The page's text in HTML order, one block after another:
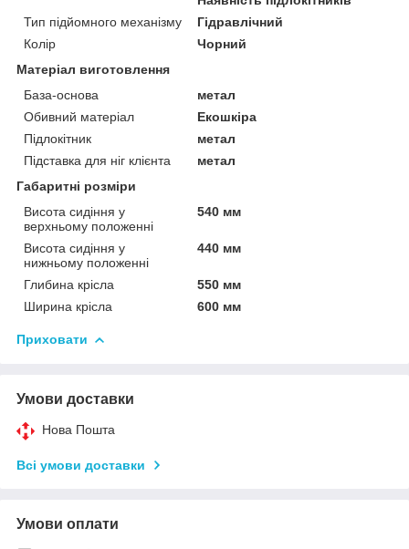
Тип підйомного механізму
Гідравлічний
Колір
Чорний
Матеріал виготовлення
База-основа
метал
Обивний матеріал
Екошкіра
Підлокітник
метал
Підставка для ніг клієнта
метал
Габаритні розміри
Висота сидіння у
верхньому положенні
540 мм
Висота сидіння у
нижньому положенні
440 мм
Глибина крісла
550 мм
Ширина крісла
600 мм
Приховати
Умови доставки
Нова Пошта
Всі умови доставки
Умови оплати